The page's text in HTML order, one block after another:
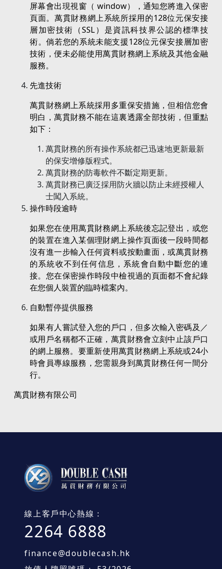
屏幕會出現視窗（ window），通知您將進入保密
頁面。萬貫財務網上系統所採用的128位元保安接
層加密技術（SSL）是資訊科技界公認的標準技
術。倘若您的系統未能支援128位元保安接層加密
技術，便未必能使用萬貫財務網上系統及其他金融
服務。
先進技術
萬貫財務網上系統採用多重保安措施，但相信您會
明白，萬貫財務不能在這裏透露全部技術，但重點
如下：
萬貫財務的所有操作系統都已迅速地更新最新
的保安增修版程式。
萬貫財務的防毒軟件不斷定期更新。
萬貫財務已廣泛採用防火牆以防止未經授權人
士闖入系統。
操作時段逾時
如果您在使用萬貫財務網上系統後忘記登出，或您
的裝置在進入某個理財網上操作頁面後一段時間都
沒有進一步輸入任何資料或按動畫面，或萬貫財務
的系統收不到任何信息，系統會自動中斷您的連
接。您在保密操作時段中檢視過的頁面都不會紀錄
在您個人裝置的臨時檔案內。
自動暫停提供服務
如果有人嘗試登入您的戶口，但多次輸入密碼及／
或用戶名稱都不正確，萬貫財務會立刻中止該戶口
的網上服務。要重新使用萬貫財務網上系統或24小
時會員專線服務，您需親身到萬貫財務任何一間分
行。
萬貫財務有限公司
線上客戶中心熱線：
2264 6888
finance@doublecash.hk